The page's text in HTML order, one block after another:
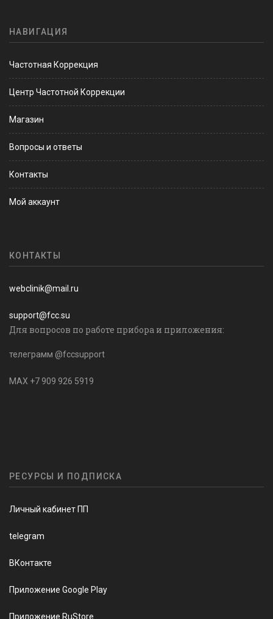
НАВИГАЦИЯ
Частотная Коррекция
Центр Частотной Коррекции
Магазин
Вопросы и ответы
Контакты
Мой аккаунт
КОНТАКТЫ
webclinik@mail.ru
support@fcc.su
Для вопросов по работе прибора и приложения:
телеграмм @fccsupport
MAX +7 909 926 5919
РЕСУРСЫ И ПОДПИСКА
Личный кабинет ПП
telegram
ВКонтакте
Приложение Google Play
Приложение RuStore